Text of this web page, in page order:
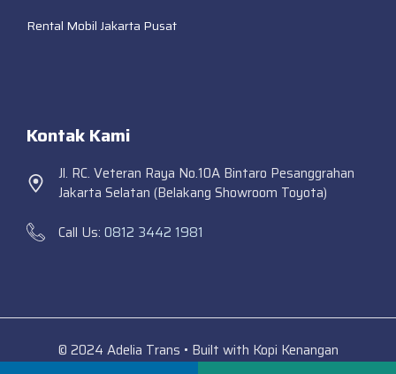
Rental Mobil Jakarta Pusat
Kontak Kami
Jl. RC. Veteran Raya No.10A Bintaro Pesanggrahan
Jakarta Selatan (Belakang Showroom Toyota)
Call Us: 0812 3442 1981
© 2024 Adelia Trans • Built with Kopi Kenangan